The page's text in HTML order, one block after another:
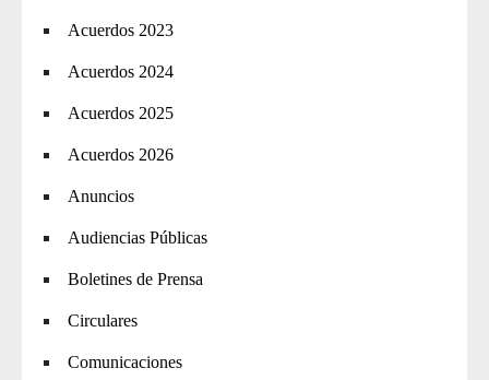
Acuerdos 2023
Acuerdos 2024
Acuerdos 2025
Acuerdos 2026
Anuncios
Audiencias Públicas
Boletines de Prensa
Circulares
Comunicaciones